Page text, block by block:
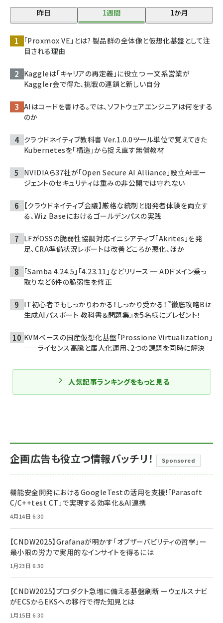
昨日 1週間 1か月
「Proxmox VE」とは? 製品群の全体像と仮想化基盤として注
目される理由
Kaggleは「キャリアの再定義」に役立つ ー文系営業が
Kaggler会で得た、挑戦の連鎖と新しい自分
AIはコードを書ける。では、ソフトウェアエンジニアは何をする
のか
クラウドネイティブ教科書 Ver.1.0.0――ツール単位で覚えてきた
Kubernetesを「構造」から捉え直す無償教材
NVIDIAら37社が「Open Secure AI Alliance」設立――AIエー
ジェントのセキュリティは重みの非公開では守れない
【クラウドネイティブ会議】厳格な統制と開発者体験を両立す
る、Wiz Baseにおけるゴールデンパスの実践
LFがOSSの脆弱性協調対応イニシアティブ「Akrites」を発
足、CRA準備状況レポートは改善どころか悪化、ほか
「Samba 4.24.5」「4.23.11」などリリース ─ ADドメイン乗っ
取りなど6件の脆弱性を修正
IT初心者でもしっかりわかる！しっかり受かる！『徹底攻略Biz
生成AIパスポート 教科書＆問題集』を5名様にプレゼント！
KVMベースの国産仮想化基盤「Prossione Virtualization」
——ライセンス高騰と属人化運用、2つの課題を同時に解決
人気記事ランキングをもっと見る
企画広告も役立つ情報バッチリ！ Sponsored
機能安全開発におけるGoogleTestの活用を支援!「Parasoft
C/C++test CT」で実現する効率化＆AI連携
4月14日 6:30
【CNDW2025】Grafanaが明かす「オブザーバビリティの哲学」ー
最小限の労力で実用的なインサイトを得るには
1月23日 6:30
【CNDW2025】プロダクト急増に備える基盤刷新 ーウェルスナビ
がECSからEKSへの移行で得た知見とは
1月15日 6:30